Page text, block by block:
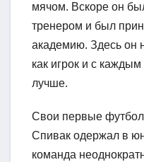
мячом. Вскоре он
тренером и был
академию. Здесь он
как игрок и с
лучше.
Свои первые
Спивак одержал в
команда